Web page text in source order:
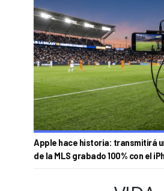
Apple hace historia: transmitirá
de la MLS grabado 100% con el